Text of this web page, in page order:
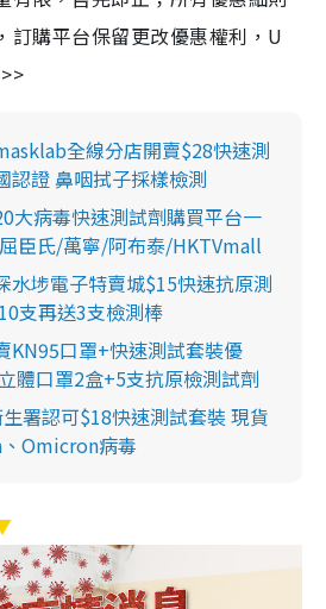
訂購平台保留更改優惠權利，U
全線分店開賣$28快速測
認證 鼻咽拭子採樣檢測
大病毒快速測試劑購買平台一
臣氏/萬寧/阿布泰/HKTVmall
水埗電子特賣城$15快速抗原測
支再送3支檢測棒
KN95口罩+快速測試套裝優
體口罩2盒+5支抗原檢測試劑
署認可$18快速測試套裝 現貨
Omicron病毒